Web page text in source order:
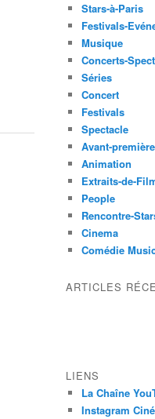
Stars-à-Paris
Festivals-
Musique
Concerts-
Séries
Concert
Festivals
Spectacle
Avant-première
Animation
Extraits-de-
People
Rencontre-
Cinema
Comédie
ARTICLES
LIENS
La Chaîne
Instagram